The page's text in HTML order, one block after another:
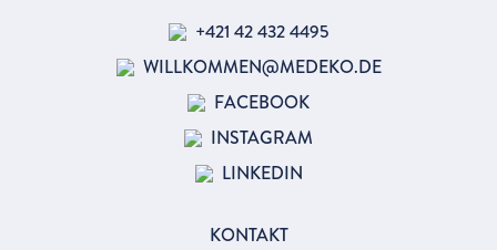
+421 42 432 4495
WILLKOMMEN@MEDEKO.DE
FACEBOOK
INSTAGRAM
LINKEDIN
KONTAKT